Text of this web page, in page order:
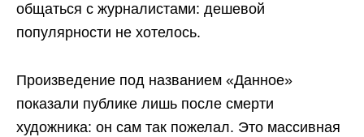
общаться с журналистами: дешевой
популярности не хотелось.
Произведение под названием «Данное»
показали публике лишь после смерти
художника: он сам так пожелал. Это массивная